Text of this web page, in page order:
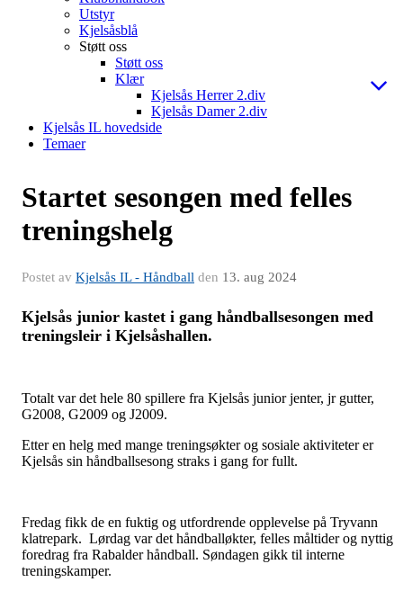
Utstyr
Kjelsåsblå
Støtt oss
Støtt oss
Klær
Kjelsås Herrer 2.div
Kjelsås Damer 2.div
Kjelsås IL hovedside
Temaer
Startet sesongen med felles
treningshelg
Postet av Kjelsås IL - Håndball den 13. aug 2024
Kjelsås junior kastet i gang håndballsesongen med
treningsleir i Kjelsåshallen.
Totalt var det hele 80 spillere fra Kjelsås junior jenter, jr gutter,
G2008, G2009 og J2009.
Etter en helg med mange treningsøkter og sosiale aktiviteter er
Kjelsås sin håndballsesong straks i gang for fullt.
Fredag fikk de en fuktig og utfordrende opplevelse på Tryvann
klatrepark. Lørdag var det håndballøkter, felles måltider og nyttig
foredrag fra Rabalder håndball. Søndagen gikk til interne
treningskamper.